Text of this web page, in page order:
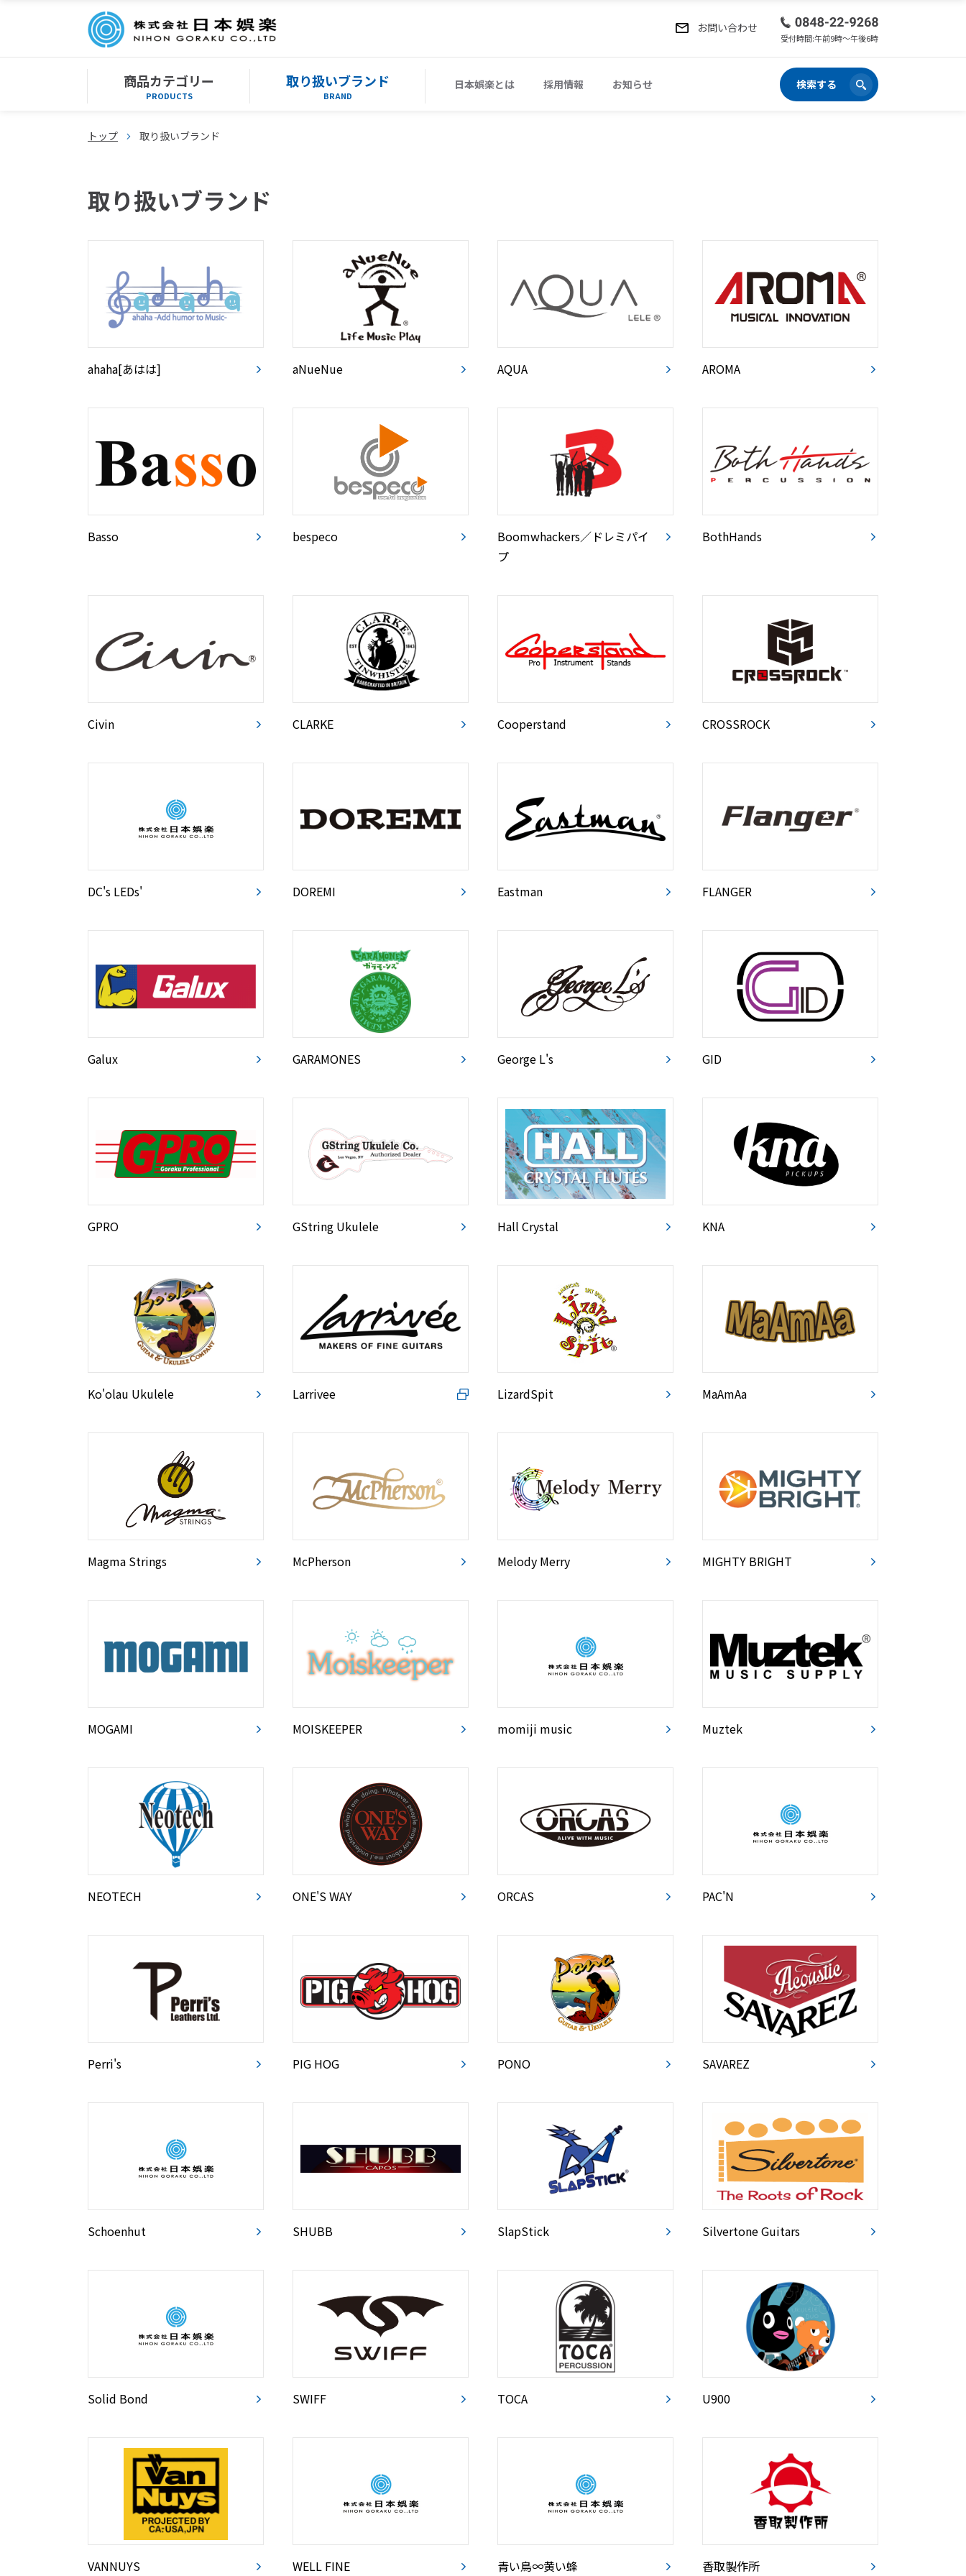
お問い合わせ
受付時間:午前9時〜午後6時
商品カテゴリー
PRODUCTS
取り扱いブランド
BRAND
日本娯楽とは 採用情報 お知らせ 検索する
トップ 取り扱いブランド
取り扱いブランド
ahaha[あはは] aNueNue AQUA AROMA
Basso bespeco
Boomwhackers／ドレミパイ
プ
BothHands
Civin CLARKE Cooperstand CROSSROCK
DC's LEDs' DOREMI Eastman FLANGER
Galux GARAMONES George L's GID
GPRO GString Ukulele Hall Crystal KNA
Ko'olau Ukulele Larrivee LizardSpit MaAmAa
Magma Strings McPherson Melody Merry MIGHTY BRIGHT
MOGAMI MOISKEEPER momiji music Muztek
NEOTECH ONE'S WAY ORCAS PAC'N
Perri's PIG HOG PONO SAVAREZ
Schoenhut SHUBB SlapStick Silvertone Guitars
Solid Bond SWIFF TOCA U900
VANNUYS WELL FINE 青い鳥∞黄い蜂 香取製作所